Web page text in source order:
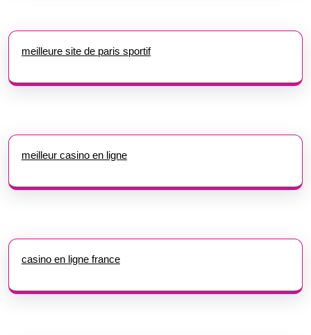
meilleure site de paris sportif
meilleur casino en ligne
casino en ligne france